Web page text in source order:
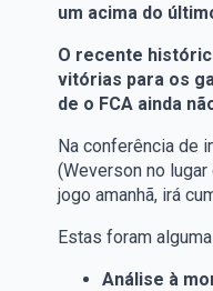
um acima do
O recente
vitórias para os
de o FCA ainda
Na conferência de
(Weverson no
jogo amanhã, irá
Estas foram
Análise à